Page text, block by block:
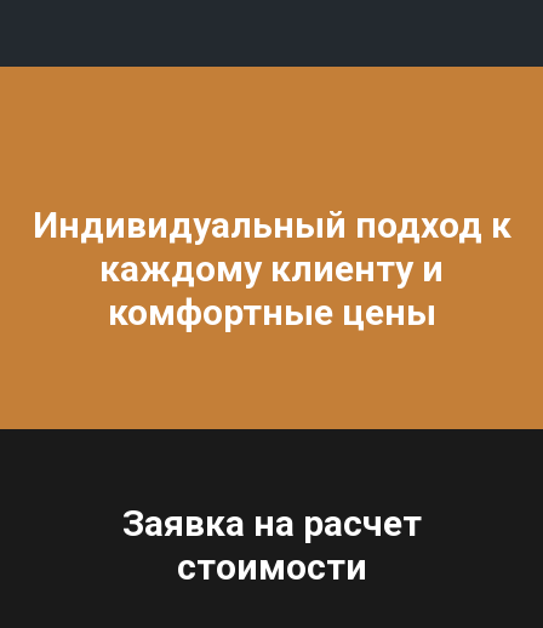
Индивидуальный подход к
каждому клиенту и
комфортные цены
Заявка на расчет
стоимости